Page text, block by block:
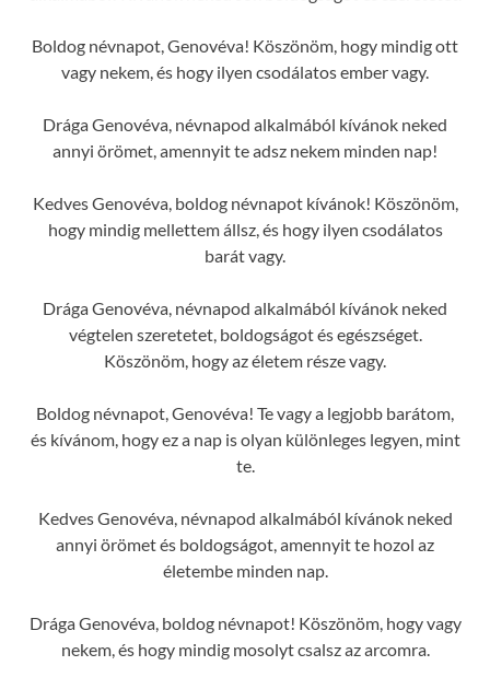
Boldog névnapot, Genovéva! Köszönöm, hogy mindig ott
vagy nekem, és hogy ilyen csodálatos ember vagy.
Drága Genovéva, névnapod alkalmából kívánok neked
annyi örömet, amennyit te adsz nekem minden nap!
Kedves Genovéva, boldog névnapot kívánok! Köszönöm,
hogy mindig mellettem állsz, és hogy ilyen csodálatos
barát vagy.
Drága Genovéva, névnapod alkalmából kívánok neked
végtelen szeretetet, boldogságot és egészséget.
Köszönöm, hogy az életem része vagy.
Boldog névnapot, Genovéva! Te vagy a legjobb barátom,
és kívánom, hogy ez a nap is olyan különleges legyen, mint
te.
Kedves Genovéva, névnapod alkalmából kívánok neked
annyi örömet és boldogságot, amennyit te hozol az
életembe minden nap.
Drága Genovéva, boldog névnapot! Köszönöm, hogy vagy
nekem, és hogy mindig mosolyt csalsz az arcomra.